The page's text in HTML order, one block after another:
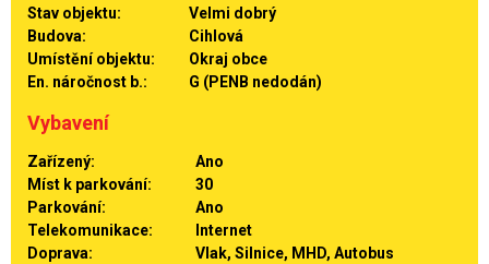
Stav objektu:
Velmi dobrý
Budova:
Cihlová
Umístění objektu:
Okraj obce
En. náročnost b.:
G (PENB nedodán)
Vybavení
Zařízený:
Ano
Míst k parkování:
30
Parkování:
Ano
Telekomunikace:
Internet
Doprava:
Vlak, Silnice, MHD, Autobus